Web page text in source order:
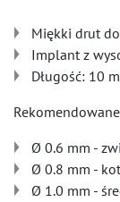
Miękki drut
Implant z
Długość: 10
Ø 0.6 mm -
Ø 0.8 mm -
Ø 1.0 mm -